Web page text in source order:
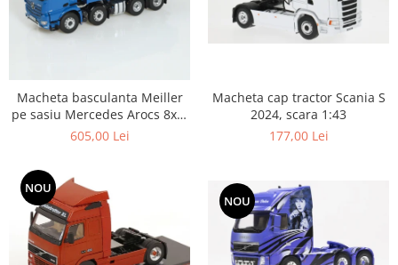
Macheta basculanta Meiller
pe sasiu Mercedes Arocs 8x4,
scara 1:50
605,00 Lei
Macheta cap tractor Scania S
2024, scara 1:43
177,00 Lei
NOU
NOU